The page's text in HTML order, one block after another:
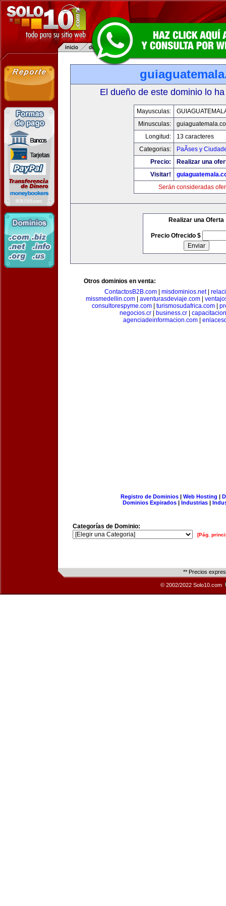
El dueño de este dominio lo
Mayusculas:
Minusculas:
Longitud:
13 caracteres
Categorias:
PaÃ­ses y
Precio:
Realizar una
Visitar!
Serán consideradas
Realizar una Oferta
Precio Ofrecido $
Otros dominios en venta:
ContactosB2B.com
misdominios.net|
missmedellin.com
aventurasdeviaje.com
consultorespyme.com| turismosudafrica.com|
negocios.cr| business.cr|
agenciadeinformacion.com
Registro de Dominios| Web Hosting |
Dominios Expirados | Industrias |
Categorías de Dominio:
[Pág.
** Precios
© 2002/2022 Solo10.com